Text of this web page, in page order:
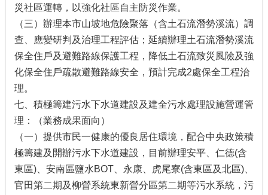
災社區運轉，以強化社區自主防災作業。
（三）辦理本市山坡地危險聚落（含土石流潛勢溪流）調
查、應變研判及治理工程評估；延續辦理土石流潛勢溪流
保全住戶及避難路線保護工程，降低土石流致災風險及強
化保全住戶疏散避難路線安全，預計完成2處保全工程治
理。
七、積極籌建污水下水道建設及建全污水處理設施營運管
理：（業務成果面向）
（一）提供市民一健康的優良居住環境，配合中央政策積
極籌建及開辦污水下水道建設，目前辦理安平、仁德(含
東區)、安南區鹽水BOT、永康、虎尾寮(含東區及北區)、
官田第二期及柳營系統東新營分區第二期等污水系統，污